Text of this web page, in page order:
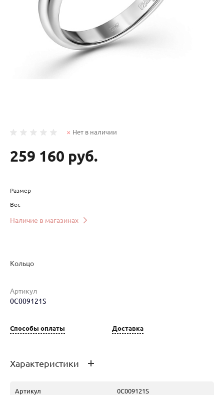
Нет в наличии
259 160 руб.
Размер
Вес
Наличие в магазинах
Наименование товара
Кольцо (30177130) 18.5
Кольцо
Артикул
0C009121S
Способы оплаты Доставка
Характеристики
Артикул 0C009121S